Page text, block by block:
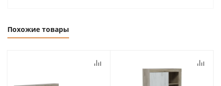
Похожие товары